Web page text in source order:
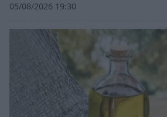
05/08/2026 19:30